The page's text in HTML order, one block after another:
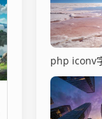
php iconv